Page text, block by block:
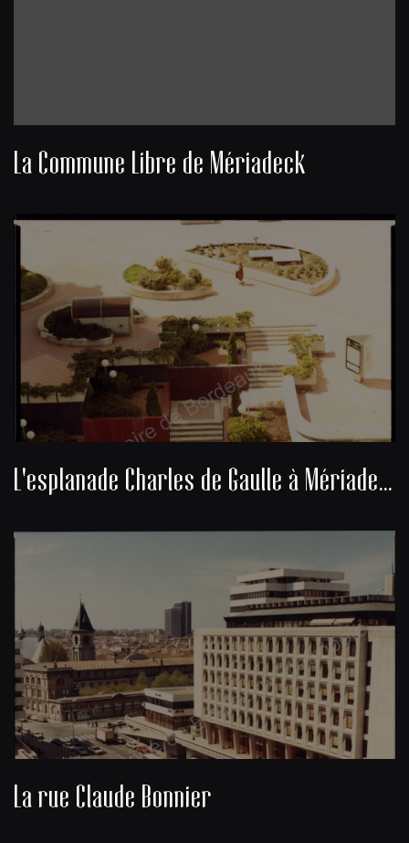
La Commune Libre de Mériadeck
L'esplanade Charles de Gaulle à Mériadeck
La rue Claude Bonnier